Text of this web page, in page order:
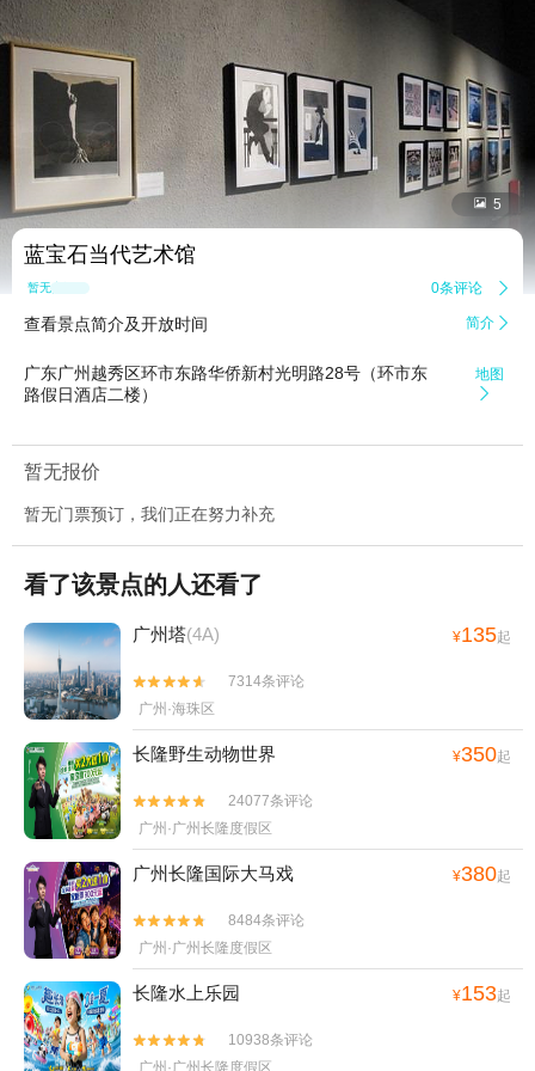
 5
蓝宝石当代艺术馆
暂无点评 0条评论 
查看景点简介及开放时间 简介 
广东广州越秀区环市东路华侨新村光明路28号（环市东
路假日酒店二楼）
地图

暂无报价
暂无门票预订，我们正在努力补充
看了该景点的人还看了
广州塔(4A) ¥135起


7314条评论
广州·海珠区
长隆野生动物世界 ¥350起


24077条评论
广州·广州长隆度假区
广州长隆国际大马戏 ¥380起


8484条评论
广州·广州长隆度假区
长隆水上乐园 ¥153起


10938条评论
